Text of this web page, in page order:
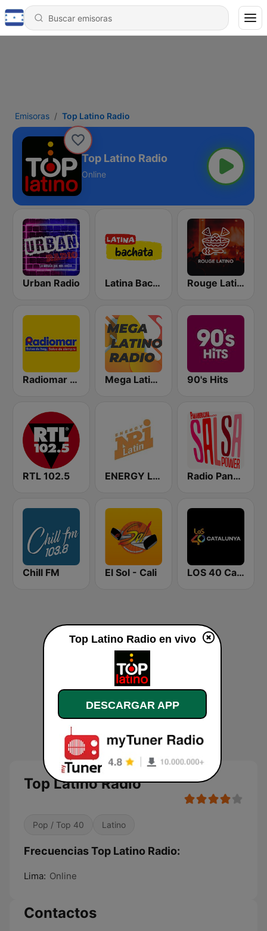
Emisoras Top Latino Radio
Top Latino Radio
Online
Urban Radio Latina Bachata Rouge Latino
Radiomar 106.3 FM Mega Latino Radio 90's Hits
RTL 102.5 ENERGY Latin Radio Panamericana - Salsa Power
Chill FM El Sol - Cali LOS 40 Catalunya
Top Latino Radio
Pop / Top 40 Latino
Frecuencias Top Latino Radio:
Lima: Online
Contactos
Top Latino Radio en vivo
DESCARGAR APP